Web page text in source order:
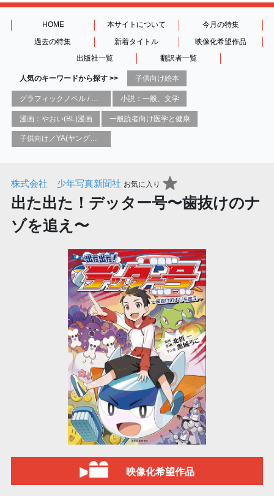
HOME 本サイトについて
今月の特集
過去の特集
新着タイトル
映像化希望作品
出版社一覧
翻訳者一覧
人気のキーワードから探す >> 子供向け絵本
小説：一般、文学
漫画：やおい(BL)漫画 一般読者向け医学と健康
子供向け／YA(ヤングアダルト)向け一般：芸術&芸術家
株式会社 少年写真新聞社 お気に入り
出た出た！デッター号〜歯抜けのナ
ゾを追え〜
映像化希望作品